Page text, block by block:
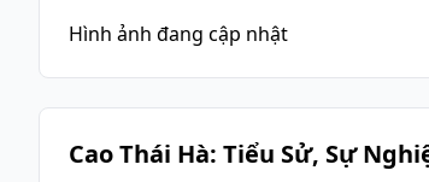
Hình ảnh đang cập nhật
Cao Thái Hà: Tiểu Sử, Sự